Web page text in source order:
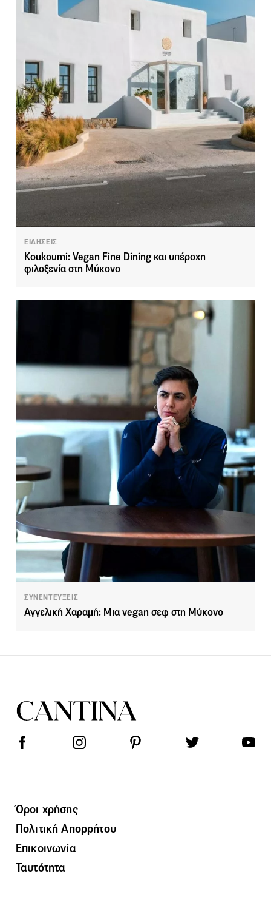
ΕΙΔΗΣΕΙΣ
Koukoumi: Vegan Fine Dining και υπέροχη
φιλοξενία στη Μύκονο
ΣΥΝΕΝΤΕΥΞΕΙΣ
Αγγελική Χαραμή: Μια vegan σεφ στη Μύκονο
Όροι χρήσης
Πολιτική Απορρήτου
Επικοινωνία
Ταυτότητα